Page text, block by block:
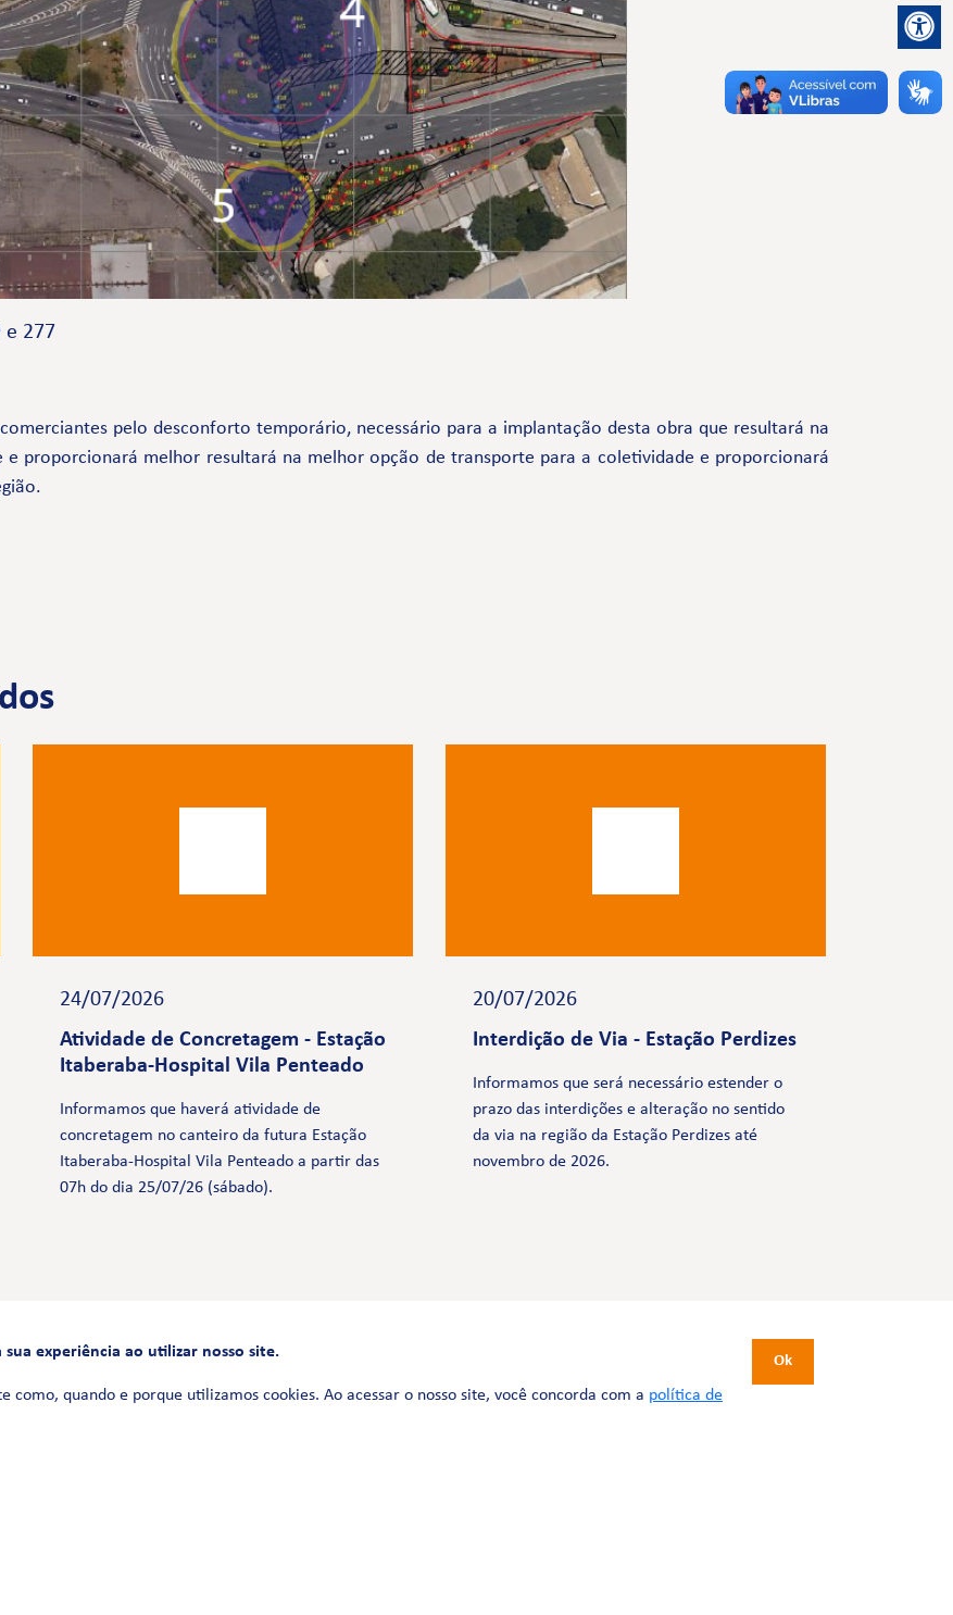
277
pelo desconforto temporário, necessário para a implantação desta obra que resultará na
proporcionará melhor resultará na melhor opção de transporte para a coletividade e proporcionará
24/07/2026
Atividade de Concretagem - Estação
Itaberaba-Hospital Vila Penteado
Informamos que haverá atividade de
concretagem no canteiro da futura Estação
Itaberaba-Hospital Vila Penteado a partir das
07h do dia 25/07/26 (sábado).
20/07/2026
Interdição de Via - Estação Perdizes
Informamos que será necessário estender o
prazo das interdições e alteração no sentido
da via na região da Estação Perdizes até
novembro de 2026.
FALE CONOSCO
0800 580 3172
experiência ao utilizar nosso site.
quando e porque utilizamos cookies. Ao acessar o nosso site, você concorda com a política de
Ok